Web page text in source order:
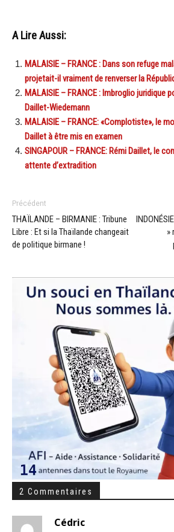
A Lire Aussi:
MALAISIE – FRANCE : Dans son refuge
projetait-il vraiment de renverser la
MALAISIE – FRANCE : Imbroglio juridique
Daillet-Wiedemann
MALAISIE – FRANCE: «Complotiste», le
Daillet à être mis en examen
SINGAPOUR – FRANCE: Rémi Daillet, le
attente d’extradition
Précédent
THAÏLANDE – BIRMANIE : Tribune
Libre : Et si la Thaïlande changeait
de politique birmane !
»
2 Commentaires
Cédric